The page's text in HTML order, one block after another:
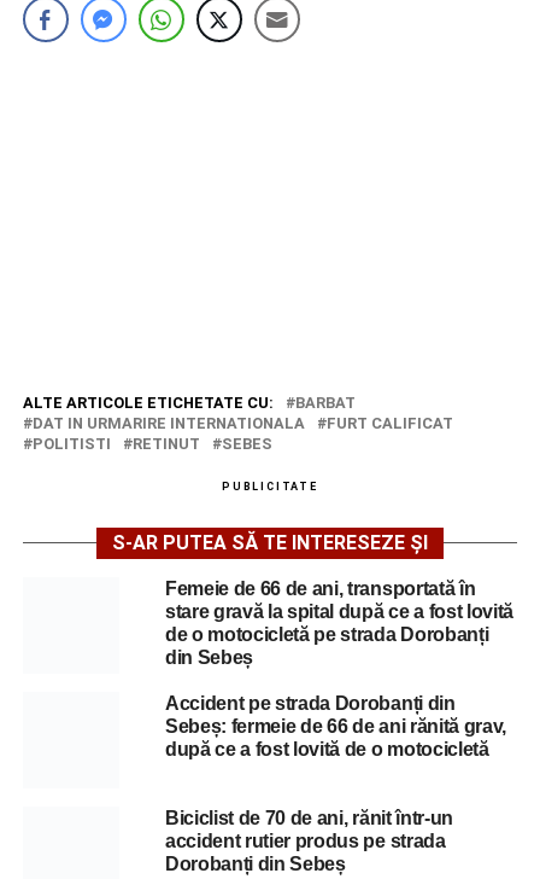
ALTE ARTICOLE ETICHETATE CU:
BARBAT
DAT IN URMARIRE INTERNATIONALA
FURT CALIFICAT
POLITISTI
RETINUT SEBES
PUBLICITATE
S-AR PUTEA SĂ TE INTERESEZE ȘI
Femeie de 66 de ani, transportată în
stare gravă la spital după ce a fost lovită
de o motocicletă pe strada Dorobanți
din Sebeș
Accident pe strada Dorobanți din
Sebeș: fermeie de 66 de ani rănită grav,
după ce a fost lovită de o motocicletă
Biciclist de 70 de ani, rănit într-un
accident rutier produs pe strada
Dorobanți din Sebeș